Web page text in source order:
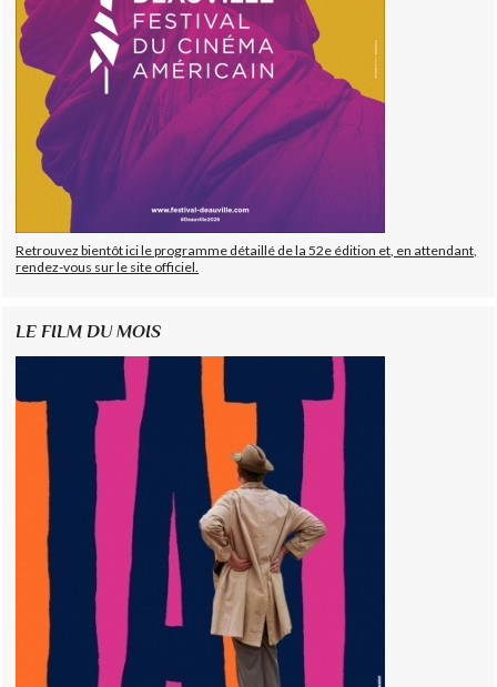
Retrouvez bientôt ici le programme détaillé de la 52e édition et, en attendant,
rendez-vous sur le site officiel.
LE FILM DU MOIS